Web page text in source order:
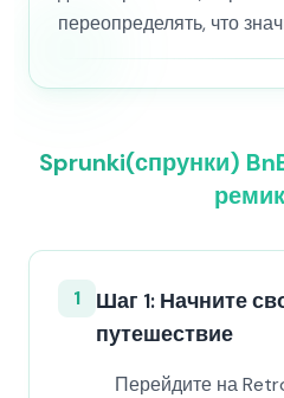
переопределять, что
Sprunki(спрунки)
1
Шаг 1: Начните
путешествие
Перейдите на